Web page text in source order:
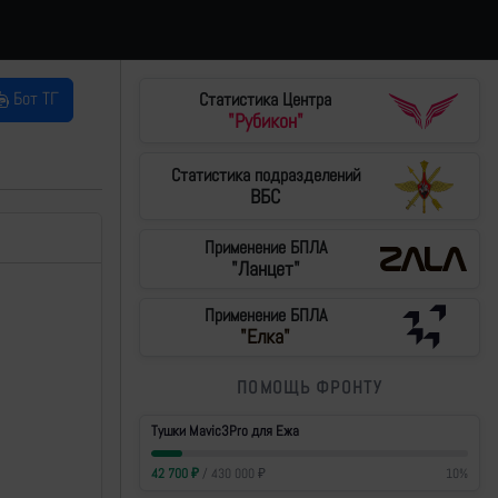
Бот ТГ
Статистика Центра
"Рубикон"
Статистика подразделений
ВБС
Применение БПЛА
"Ланцет"
Применение БПЛА
"Елка"
ПОМОЩЬ ФРОНТУ
Тушки Mavic3Pro для Ежа
42 700₽/ 430 000 ₽ 10%